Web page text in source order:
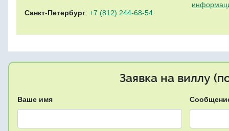
Санкт-Петербург: +7 (812) 244-68-54
Заявка на виллу
Ваше имя